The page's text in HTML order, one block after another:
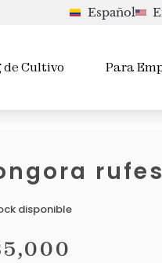
Español
de Cultivo Para
disponible